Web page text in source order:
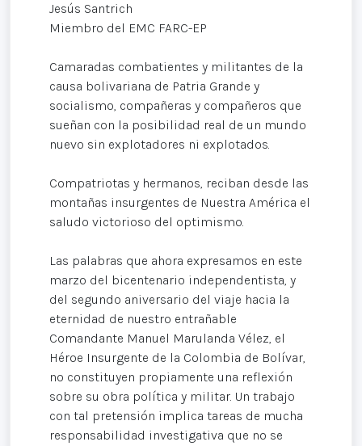
Jesús Santrich
Miembro del EMC FARC-EP
Camaradas combatientes y militantes de la
causa bolivariana de Patria Grande y
socialismo, compañeras y compañeros que
sueñan con la posibilidad real de un mundo
nuevo sin explotadores ni explotados.
Compatriotas y hermanos, reciban desde las
montañas insurgentes de Nuestra América el
saludo victorioso del optimismo.
Las palabras que ahora expresamos en este
marzo del bicentenario independentista, y
del segundo aniversario del viaje hacia la
eternidad de nuestro entrañable
Comandante Manuel Marulanda Vélez, el
Héroe Insurgente de la Colombia de Bolívar,
no constituyen propiamente una reflexión
sobre su obra política y militar. Un trabajo
con tal pretensión implica tareas de mucha
responsabilidad investigativa que no se